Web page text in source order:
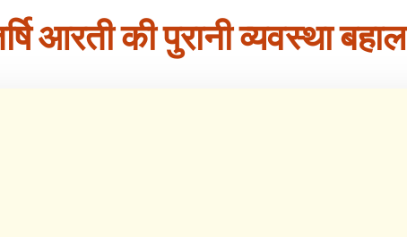
आरती की पुरानी व्‍यवस्‍था बहाल